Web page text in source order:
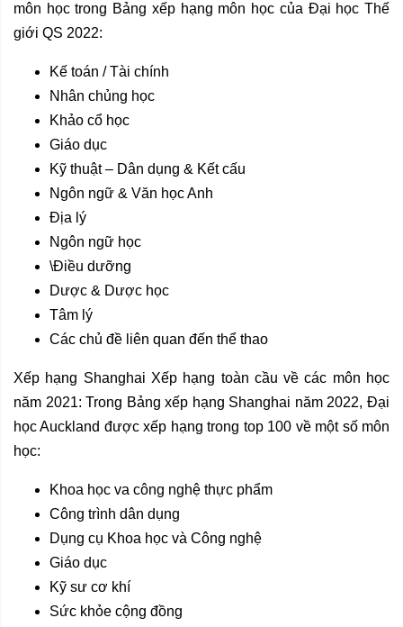
môn học trong Bảng xếp hạng môn học của Đại học Thế
giới QS 2022:
Kế toán / Tài chính
Nhân chủng học
Khảo cổ học
Giáo dục
Kỹ thuật – Dân dụng & Kết cấu
Ngôn ngữ & Văn học Anh
Địa lý
Ngôn ngữ học
\Điều dưỡng
Dược & Dược học
Tâm lý
Các chủ đề liên quan đến thể thao
Xếp hạng Shanghai Xếp hạng toàn cầu về các môn học
năm 2021: Trong Bảng xếp hạng Shanghai năm 2022, Đại
học Auckland được xếp hạng trong top 100 về một số môn
học:
Khoa học va công nghệ thực phẩm
Công trình dân dụng
Dụng cụ Khoa học và Công nghệ
Giáo dục
Kỹ sư cơ khí
Sức khỏe cộng đồng